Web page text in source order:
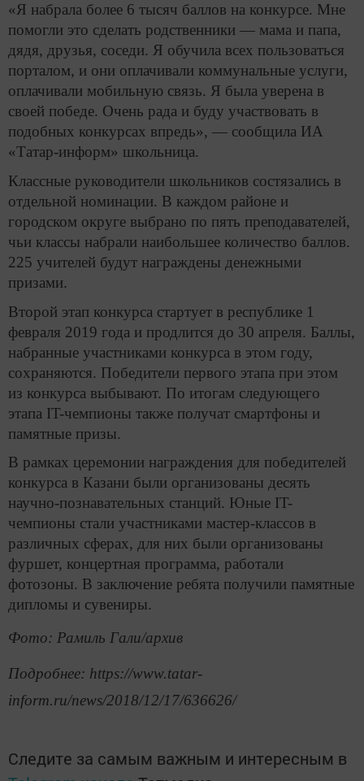
«Я набрала более 6 тысяч баллов на конкурсе. Мне
помогли это сделать родственники — мама и папа,
дядя, друзья, соседи. Я обучила всех пользоваться
порталом, и они оплачивали коммунальные услуги,
оплачивали мобильную связь. Я была уверена в
своей победе. Очень рада и буду участвовать в
подобных конкурсах впредь», — сообщила ИА
«Татар-информ» школьница.
Классные руководители школьников состязались в
отдельной номинации. В каждом районе и
городском округе выбрано по пять преподавателей,
чьи классы набрали наибольшее количество баллов.
225 учителей будут награждены денежными
призами.
Второй этап конкурса стартует в республике 1
февраля 2019 года и продлится до 30 апреля. Баллы,
набранные участниками конкурса в этом году,
сохраняются. Победители первого этапа при этом
из конкурса выбывают. По итогам следующего
этапа IT-чемпионы также получат смартфоны и
памятные призы.
В рамках церемонии награждения для победителей
конкурса в Казани были организованы десять
научно-познавательных станций. Юные IT-
чемпионы стали участниками мастер-классов в
различных сферах, для них были организованы
фуршет, концертная программа, работали
фотозоны. В заключение ребята получили памятные
дипломы и сувениры.
Фото: Рамиль Гали/архив
Подробнее: https://www.tatar-
inform.ru/news/2018/12/17/636626/
Следите за самым важным и интересным в